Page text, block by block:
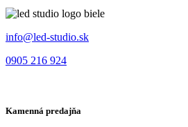
info@led-studio.sk
0905 216 924
Kamenná predajňa